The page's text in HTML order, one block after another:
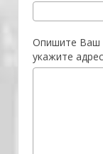
Опишите Ваш
укажите